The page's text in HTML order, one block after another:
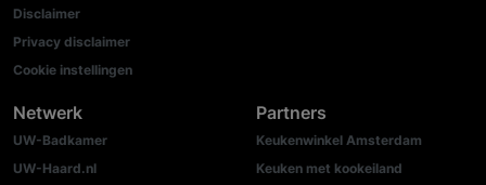
Disclaimer
Privacy disclaimer
Cookie instellingen
Netwerk
UW-Badkamer
UW-Haard.nl
Partners
Keukenwinkel Amsterdam
Keuken met kookeiland